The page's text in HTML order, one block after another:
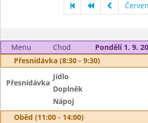
Menu Chod
Pondělí 1. 9.
Přesnídávka (8:30 - 9:30)
Přesnídávka
Jídlo
Doplněk
Nápoj
Oběd (11:00 - 14:00)